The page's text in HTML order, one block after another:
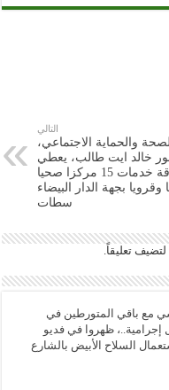
التالي
والحماية الاجتماعي،
خالد ايت طالب، يعطي
انطلاقة خدمات 15 مركزا صحيا
بجهة الدار البيضاء
سطات
لتضيف تعليقاً.
مع باقي المتورطين في
إجرامية..، ظهروا في فديو
السلاح الأبيض بالشارع